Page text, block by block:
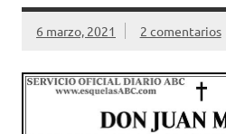
6 marzo, 2021 2 comentarios